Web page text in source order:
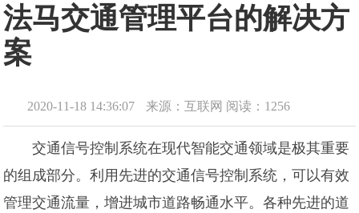
法马交通管理平台的解决方
案
2020-11-18 14:36:07 来源：互联网 阅读：1256
交通信号控制系统在现代智能交通领域是极其重要
的组成部分。利用先进的交通信号控制系统，可以有效
管理交通流量，增进城市道路畅通水平。各种先进的道